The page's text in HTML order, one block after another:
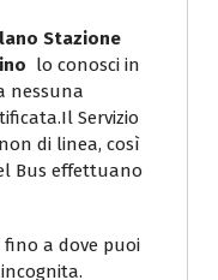
Stazione
lo conosci in
nessuna
Servizio
di linea, così
Bus effettuano
fino a dove puoi